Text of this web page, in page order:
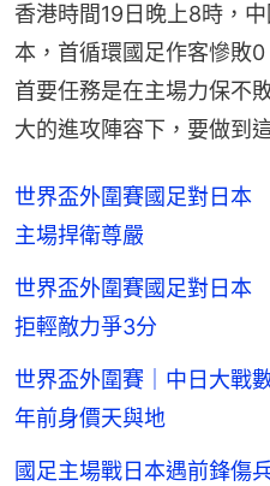
香港時間19日晚上8時，
本，首循環國足作客慘敗
首要任務是在主場力保不
大的進攻陣容下，要做到
世界盃外圍賽國足對日
主場捍衛尊嚴
世界盃外圍賽國足對日
拒輕敵力爭3分
世界盃外圍賽｜中日大
年前身價天與地
國足主場戰日本遇前鋒